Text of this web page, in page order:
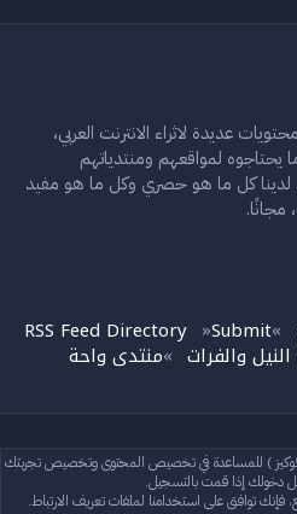
عديدة لاثراء الانترنت العربي،
يحتاجوه لمواقعهم ومنتدياتهم
لدينا كل ما هو حصري وكل ما هو مفيد
»
RSS Feed Directory »Submit
النيل والفرات »منتدى واحة
الخصوصية مساعدة الرئيسية R
) للمساعدة في تخصيص المحتوى وتخصيص تجربتك
دخولك إذا قمت بالتسجيل.
توافق على استخدامنا لملفات تعريف الارتباط.